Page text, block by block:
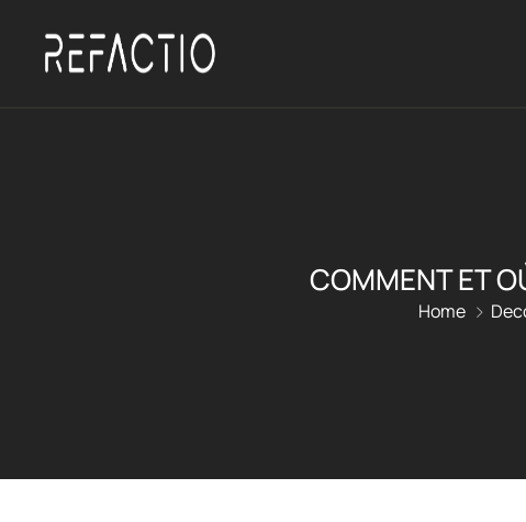
COMMENT ET
Home